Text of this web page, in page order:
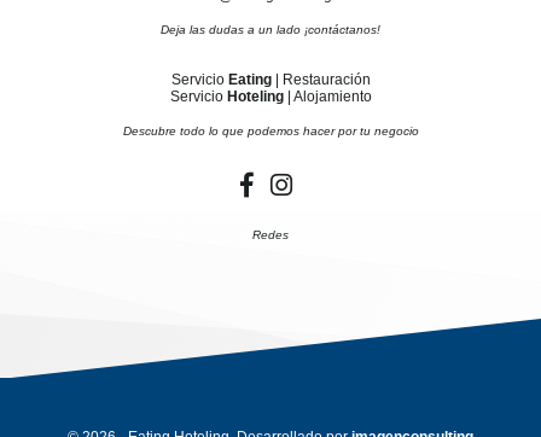
Deja las dudas a un lado ¡contáctanos!
Servicio Eating| Restauración
Servicio Hoteling| Alojamiento
Descubre todo lo que podemos hacer por tu negocio
Redes